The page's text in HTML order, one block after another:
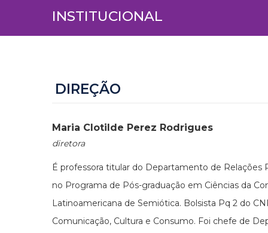
INSTITUCIONAL
DIREÇÃO
Maria Clotilde Perez Rodrigues
diretora
É professora titular do Departamento de Relações
no Programa de Pós-graduação em Ciências da
Latinoamericana de Semiótica. Bolsista Pq 2 do
Comunicação, Cultura e Consumo. Foi chefe de